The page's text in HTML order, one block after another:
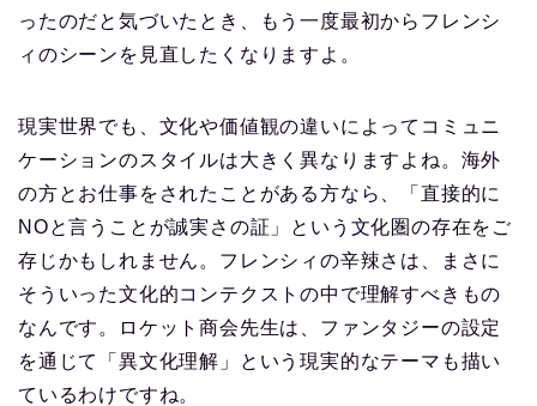
ったのだと気づいたとき、もう一度最初からフレンシ
ィのシーンを見直したくなりますよ。
現実世界でも、文化や価値観の違いによってコミュニ
ケーションのスタイルは大きく異なりますよね。海外
の方とお仕事をされたことがある方なら、「直接的に
NOと言うことが誠実さの証」という文化圏の存在をご
存じかもしれません。フレンシィの辛辣さは、まさに
そういった文化的コンテクストの中で理解すべきもの
なんです。ロケット商会先生は、ファンタジーの設定
を通じて「異文化理解」という現実的なテーマも描い
ているわけですね。